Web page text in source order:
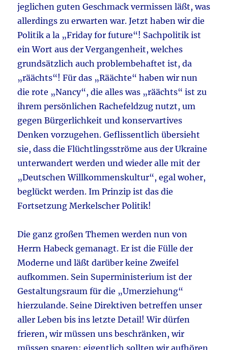
jeglichen guten Geschmack vermissen läßt, was
allerdings zu erwarten war. Jetzt haben wir die
Politik a la „Friday for future“! Sachpolitik ist
ein Wort aus der Vergangenheit, welches
grundsätzlich auch problembehaftet ist, da
„räächts“! Für das „Räächte“ haben wir nun
die rote „Nancy“, die alles was „räächts“ ist zu
ihrem persönlichen Rachefeldzug nutzt, um
gegen Bürgerlichkeit und konservartives
Denken vorzugehen. Geflissentlich übersieht
sie, dass die Flüchtlingsströme aus der Ukraine
unterwandert werden und wieder alle mit der
„Deutschen Willkommenskultur“, egal woher,
beglückt werden. Im Prinzip ist das die
Fortsetzung Merkelscher Politik!
Die ganz großen Themen werden nun von
Herrn Habeck gemanagt. Er ist die Fülle der
Moderne und läßt darüber keine Zweifel
aufkommen. Sein Superministerium ist der
Gestaltungsraum für die „Umerziehung“
hierzulande. Seine Direktiven betreffen unser
aller Leben bis ins letzte Detail! Wir dürfen
frieren, wir müssen uns beschränken, wir